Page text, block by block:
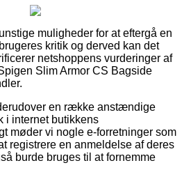
muligheder for at eftergå en
kritik og derved kan det
netshoppens vurderinger af
Slim Armor CS Bagside
en række anstændige
i internet butikkens
møder vi nogle e-forretninger som
registrere en anmeldelse af deres
burde bruges til at fornemme